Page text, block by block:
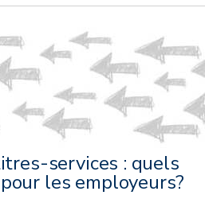
services : quels
les employeurs?